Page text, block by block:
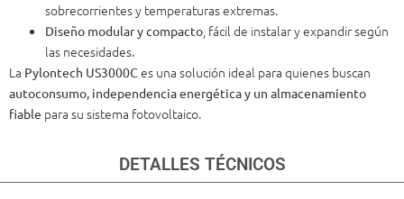
sobrecorrientes y temperaturas extremas.
Diseño modular y compacto, fácil de instalar y expandir según
las necesidades.
La Pylontech US3000C es una solución ideal para quienes buscan
autoconsumo, independencia energética y un almacenamiento
fiable para su sistema fotovoltaico.
DETALLES TÉCNICOS